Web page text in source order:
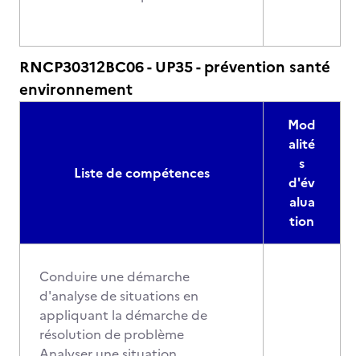
RNCP30312BC06 - UP35 - prévention santé
environnement
Liste de compétences
Mod
alité
s
d'év
alua
tion
Conduire une démarche
d'analyse de situations en
appliquant la démarche de
résolution de problème